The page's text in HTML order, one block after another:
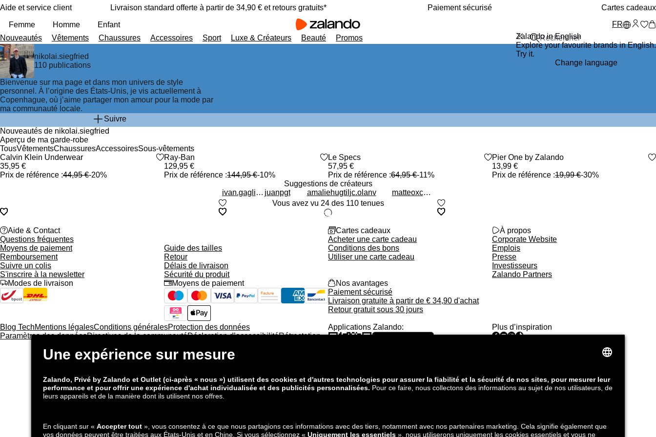
A
a
u
c
o
n
t
e
n
u
ri
n
c
i
p
a
l
P
e
r
à
l
a
b
a
rr
e
e
r
e
c
h
e
r
e
Aide et service client Livraison standard offerte à partir de 34,90 € et retours gratuits* Paiement sécurisé Cartes cadeaux
Femme Homme Enfant
FR
Nouveautés
Vêtements Chaussures Accessoires Sport Luxe & Créateurs Beauté Promos
nikolai.siegfried
110 publications
Bienvenue sur ma page et dans mon univers de style
personnel. À l’origine des États-Unis, je vis actuellement à
Copenhague, où j’aime partager mon amour pour la mode par
ma communauté locale.
Suivre
Nouveautés de nikolai.siegfried
Aperçu de ma garde-robe
TousVêtementsChaussuresAccessoiresSous-vêtements
Avancer dans la sélection d’articles
Promo heart_outlined
Calvin Klein Underwear
35,95 €
Prix de référence :44,95 €-20%
Promo heart_outlined
Ray-Ban
129,95 €
Prix de référence :144,95 €-10%
Promo heart_outlined
Le Specs
57,95 €
Prix de référence :64,95 €-11%
Promo heart_outlined
Pier One by Zalando
13,99 €
Prix de référence :19,99 €-30%
Retourner en arrière dans la sélection d’articles
Suggestions de créateurs
ivan.gagliano juanpgt amaliehugtil jc.olanv
matteoxcascianelli
Vous avez vu 24 des 110 tenues
helpAide & Contact
Questions fréquentes
Moyens de paiement
Guide des tailles
Remboursement
Retour
Suivre un colis
Délais de livraison
S'inscrire à la newsletter
Sécurité du produit
gift_cardCartes cadeaux
Acheter une carte cadeau
Conditions des bons
Utiliser une carte cadeau
zalando_logo_outlinedÀ propos
Corporate Website
Emplois
Presse
Investisseurs
Zalando Partners
truckModes de livraison credit_cardMoyens de paiement shopping_bag_fullNos avantages
Paiement sécurisé
Livraison gratuite à partir de € 34,90 d'achat
Retour gratuit sous 30 jours
Blog TechMentions légalesConditions généralesProtection des données
Paramètres des donnéesDirectives de la communautéDéclaration d’accessibilitéRétractation
Applications Zalando: Plus d’inspiration
facebookyoutubeinstagramtiktok
Zalando in English
Explore your favourite brands in English.
Try it.
Change language